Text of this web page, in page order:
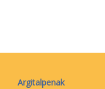
Argitalpenak